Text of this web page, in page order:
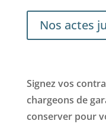
Nos actes
Signez vos
chargeons de
conserver pour